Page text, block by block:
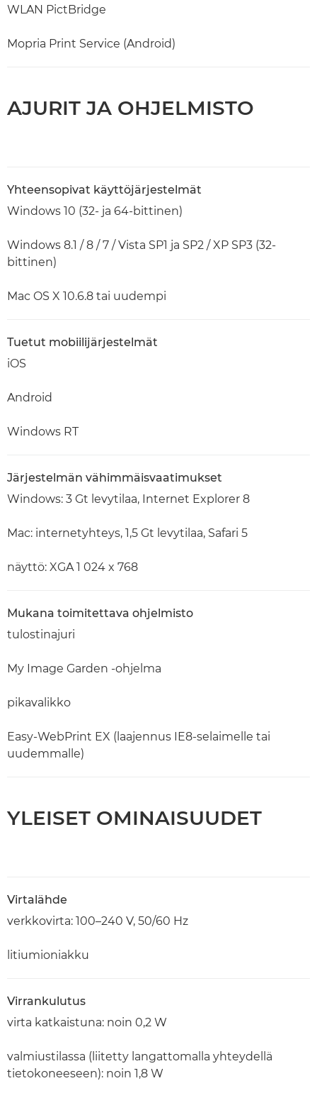
WLAN PictBridge
Mopria Print Service (Android)
AJURIT JA OHJELMISTO
Yhteensopivat käyttöjärjestelmät
Windows 10 (32- ja 64-bittinen)
Windows 8.1 / 8 / 7 / Vista SP1 ja SP2 / XP SP3 (32-
bittinen)
Mac OS X 10.6.8 tai uudempi
Tuetut mobiilijärjestelmät
iOS
Android
Windows RT
Järjestelmän vähimmäisvaatimukset
Windows: 3 Gt levytilaa, Internet Explorer 8
Mac: internetyhteys, 1,5 Gt levytilaa, Safari 5
näyttö: XGA 1 024 x 768
Mukana toimitettava ohjelmisto
tulostinajuri
My Image Garden -ohjelma
pikavalikko
Easy-WebPrint EX (laajennus IE8-selaimelle tai
uudemmalle)
YLEISET OMINAISUUDET
Virtalähde
verkkovirta: 100–240 V, 50/60 Hz
litiumioniakku
Virrankulutus
virta katkaistuna: noin 0,2 W
valmiustilassa (liitetty langattomalla yhteydellä
tietokoneeseen): noin 1,8 W